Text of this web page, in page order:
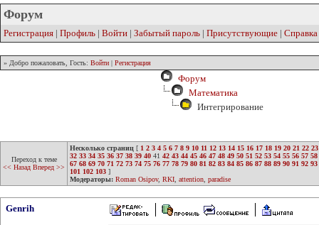
Форум
Регистрация | Профиль | Войти | Забытый пароль | Присутствующие | Справка
» Добро пожаловать, Гость: Войти | Регистрация
Форум
Математика
Интегрирование
Переход к теме
<< Назад Вперед >>
Несколько страниц [ 1 2 3 4 5 6 7 8 9 10 11 12 13 14 15 16 17 18 19 20 21 22 23
32 33 34 35 36 37 38 39 40 41 42 43 44 45 46 47 48 49 50 51 52 53 54 55 56 57 58
67 68 69 70 71 72 73 74 75 76 77 78 79 80 81 82 83 84 85 86 87 88 89 90 91 92 93
101 102 103 ]
Модераторы: Roman Osipov, RKI attention paradise
Genrih